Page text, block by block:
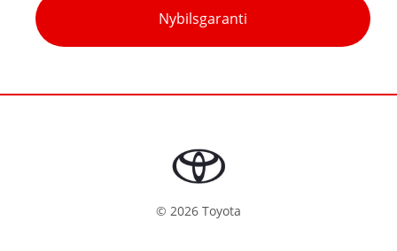
Nybilsgaranti
© 2026 Toyota